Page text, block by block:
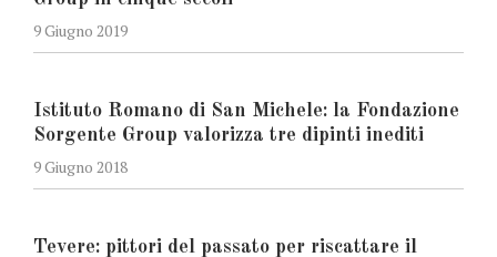
9 Giugno 2019
Istituto Romano di San Michele: la Fondazione
Sorgente Group valorizza tre dipinti inediti
9 Giugno 2018
Tevere: pittori del passato per riscattare il